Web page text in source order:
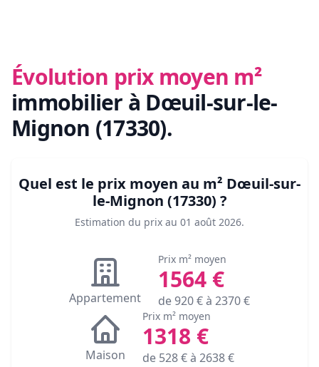
Évolution prix moyen m²
immobilier à Dœuil-sur-le-
Mignon (17330).
Quel est le prix moyen au m² Dœuil-sur-
le-Mignon (17330) ?
Estimation du prix au 01 août 2026.
Appartement
Prix m² moyen
1564 €
de920€ à 2370€
Maison
Prix m² moyen
1318 €
de 528€ à 2638€